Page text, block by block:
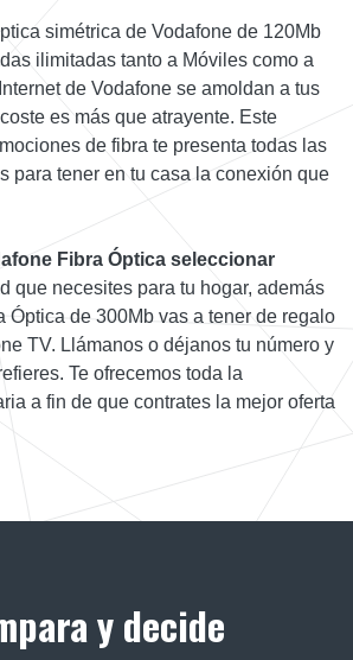
simétrica de Vodafone de 120Mb
ilimitadas tanto a Móviles como a
de Vodafone se amoldan a tus
es más que atrayente. Este
de fibra te presenta todas las
para tener en tu casa la conexión que
Fibra Óptica seleccionar
que necesites para tu hogar, además
Óptica de 300Mb vas a tener de regalo
TV. Llámanos o déjanos tu número y
Te ofrecemos toda la
a fin de que contrates la mejor oferta
y decide